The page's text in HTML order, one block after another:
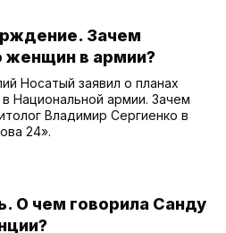
Зачем
женщин в армии?
Носатый заявил о планах
Национальной армии. Зачем
Владимир Сергиенко в
24».
О чем говорила Санду